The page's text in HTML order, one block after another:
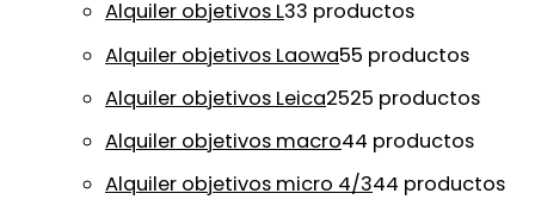
Alquiler objetivos L33 productos
Alquiler objetivos Laowa55 productos
Alquiler objetivos Leica2525 productos
Alquiler objetivos macro44 productos
Alquiler objetivos micro 4/344 productos